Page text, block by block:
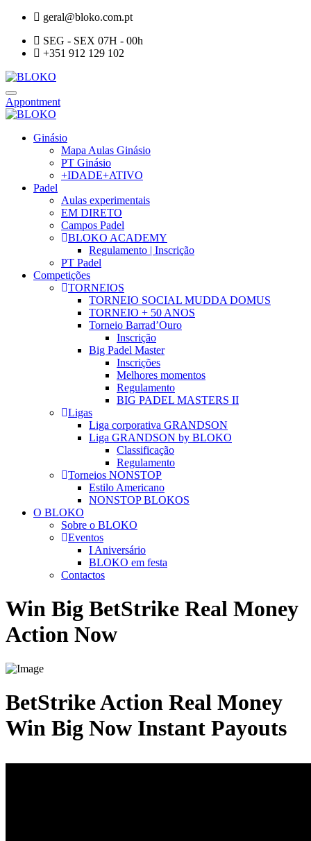
geral@bloko.com.pt
SEG - SEX 07H - 00h
+351 912 129 102
Appontment
Ginásio
Mapa Aulas Ginásio
PT Ginásio
+IDADE+ATIVO
Padel
Aulas experimentais
EM DIRETO
Campos Padel
BLOKO ACADEMY
Regulamento | Inscrição
PT Padel
Competições
TORNEIOS
TORNEIO SOCIAL MUDDA DOMUS
TORNEIO + 50 ANOS
Torneio Barrad’Ouro
Inscrição
Big Padel Master
Inscrições
Melhores momentos
Regulamento
BIG PADEL MASTERS II
Ligas
Liga corporativa GRANDSON
Liga GRANDSON by BLOKO
Classificação
Regulamento
Torneios NONSTOP
Estilo Americano
NONSTOP BLOKOS
O BLOKO
Sobre o BLOKO
Eventos
I Aniversário
BLOKO em festa
Contactos
Win Big BetStrike Real Money
Action Now
BetStrike Action Real Money
Win Big Now Instant Payouts